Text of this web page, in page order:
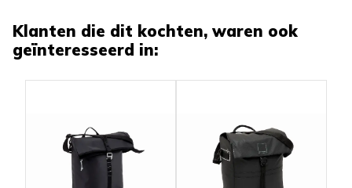
Klanten die dit kochten, waren ook
geïnteresseerd in: